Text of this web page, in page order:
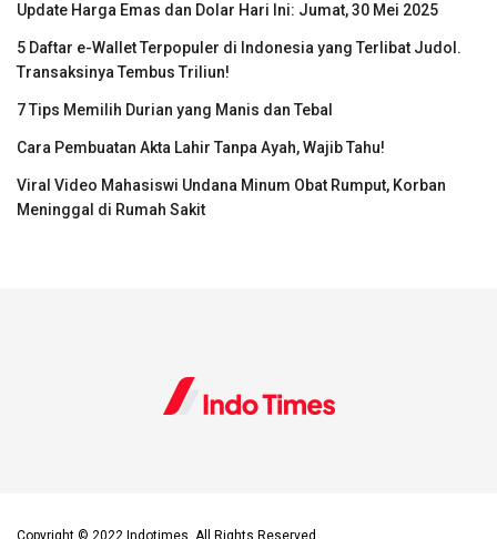
Update Harga Emas dan Dolar Hari Ini: Jumat, 30 Mei 2025
5 Daftar e-Wallet Terpopuler di Indonesia yang Terlibat Judol.
Transaksinya Tembus Triliun!
7 Tips Memilih Durian yang Manis dan Tebal
Cara Pembuatan Akta Lahir Tanpa Ayah, Wajib Tahu!
Viral Video Mahasiswi Undana Minum Obat Rumput, Korban
Meninggal di Rumah Sakit